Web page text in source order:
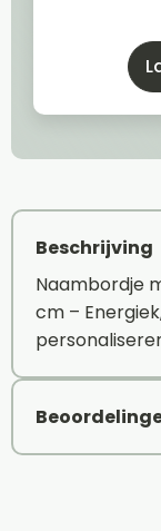
Beschrijving
Naambordje
cm –